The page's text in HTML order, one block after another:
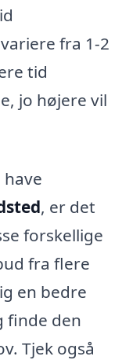
fra 1-2
tid
jo højere vil
, er det
forskellige
fra flere
en bedre
finde den
Tjek også